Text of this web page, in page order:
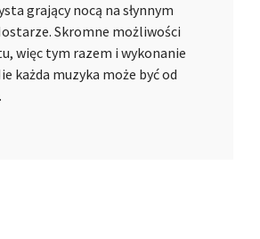
grający nocą na słynnym
Skromne możliwości
więc tym razem i wykonanie
każda muzyka może być od